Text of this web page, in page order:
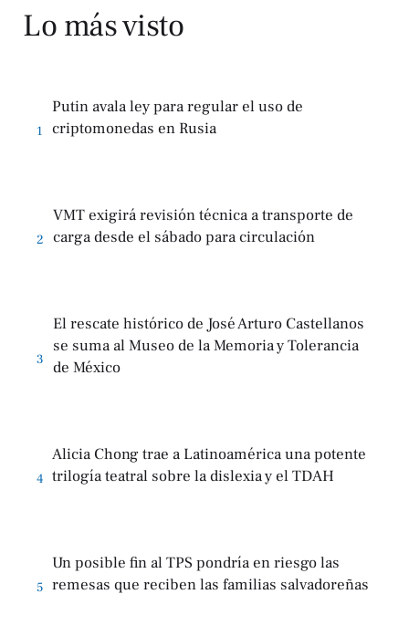
Lo más visto
1
Putin avala ley para regular el uso de
criptomonedas en Rusia
2
VMT exigirá revisión técnica a transporte de
carga desde el sábado para circulación
3
El rescate histórico de José Arturo Castellanos
se suma al Museo de la Memoria y Tolerancia
de México
4
Alicia Chong trae a Latinoamérica una potente
trilogía teatral sobre la dislexia y el TDAH
5
Un posible fin al TPS pondría en riesgo las
remesas que reciben las familias salvadoreñas